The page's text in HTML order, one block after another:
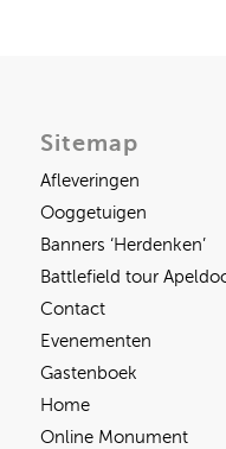
Sitemap
Afleveringen
Ooggetuigen
Banners ‘Herdenken’
Battlefield tour
Contact
Evenementen
Gastenboek
Home
Online Monument